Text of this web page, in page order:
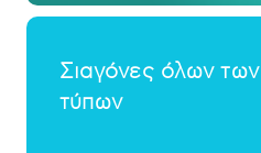
Σιαγόνες όλων των
τύπων